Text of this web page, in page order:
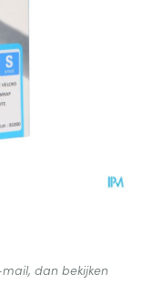
dan bekijken